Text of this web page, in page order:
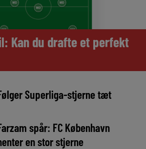
Kan du drafte et perfekt
Superliga-stjerne tæt
spår: FC København
en stor stjerne